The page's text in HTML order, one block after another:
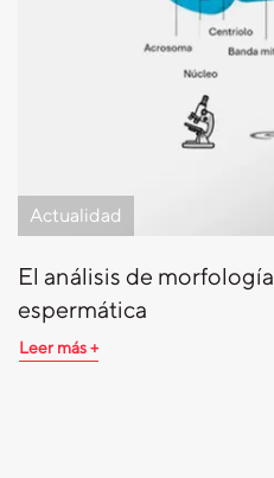
Actualidad
El análisis de morfología
espermática
Leer más +